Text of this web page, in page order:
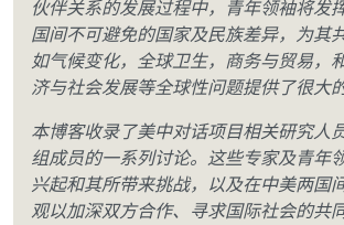
伙伴关系的发展过程中，青年领袖将发
国间不可避免的国家及民族差异，为其
如气候变化，全球卫生，商务与贸易，
济与社会发展等全球性问题提供了很大
本博客收录了美中对话项目相关研究人
组成员的一系列讨论。这些专家及青年
兴起和其所带来挑战，以及在中美两国
观以加深双方合作、寻求国际社会的共